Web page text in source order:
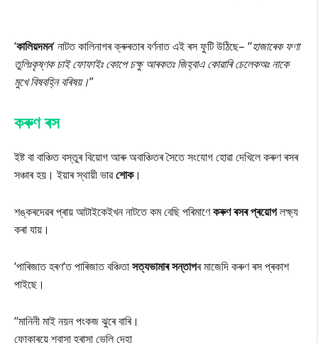
‘কালিয়দমন‘ নাটত কালিনাগৰ ক্ৰুৰতাৰ বৰ্ণনাত এই ৰস ফুটি উঠিছে– ‘‘হাজাৰেক ফণা
তুলিঃকৃষ্ণক চাই ফোফাইঃ কোপে চক্ষু আৰকতঃ জিহ্বাএ কোৱাৰি চেলেকঅঃ নাকে
মুখে বিষবহ্নি বৰিষয়।”
কৰুণ ৰস
ইষ্ট বা বাঞ্চিত বস্তুৰ বিয়োগ আৰু অবাঞ্চিতৰ সৈতে সংযোগ হোৱা দেখিলে কৰুণ ৰসৰ
সঞ্চাৰ হয়। ইয়াৰ স্থায়ী ভাৱশোক।
শঙ্কৰদেৱৰ প্ৰায় আটাইকেইখন নাটতে কম বেছি পৰিমাণেকৰুণ ৰসৰ প্ৰয়োগলক্ষ্য
কৰা যায়।
‘পাৰিজাত হৰণ‘ত পাৰিজাত বঞ্চিতাসত্যভামাৰ সন্তাপৰ মাজেদি কৰুণ ৰস প্ৰকাশ
পাইছে।
‘‘মানিনী মাই নয়ন পংকজ ঝুৰে বাৰি।
ফোকাৰয়ে শ্বাসা হ্ৰাসা ভেলি দেহা